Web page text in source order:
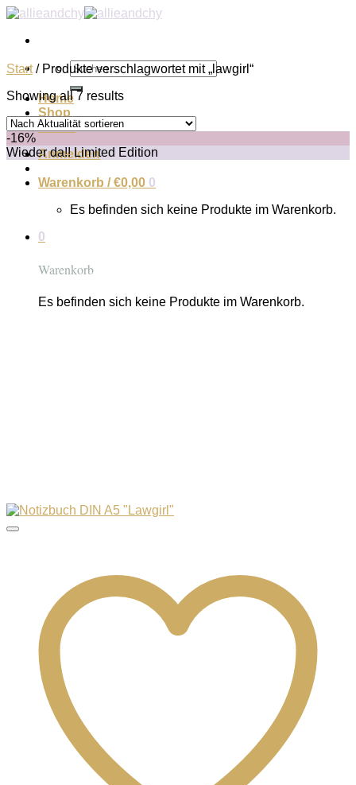
Zum
springen
Suchen
nach:
Home
Shop
About
Anmelden
Warenkorb /€0,00 0
Es befinden sich keine Produkte im Warenkorb.
0
Warenkorb
Es befinden sich keine Produkte im Warenkorb.
Start /Produkte verschlagwortet mit „lawgirl“
Showing all 7 results
-16%
Wieder da!! Limited Edition